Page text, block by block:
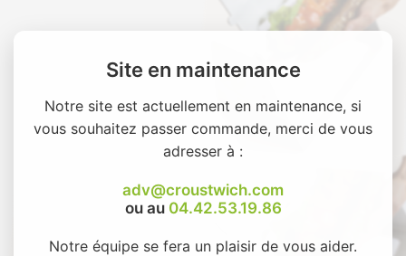
Site en maintenance
Notre site est actuellement en maintenance, si
vous souhaitez passer commande, merci de vous
adresser à :
adv@croustwich.com
ou au 04.42.53.19.86
Notre équipe se fera un plaisir de vous aider.